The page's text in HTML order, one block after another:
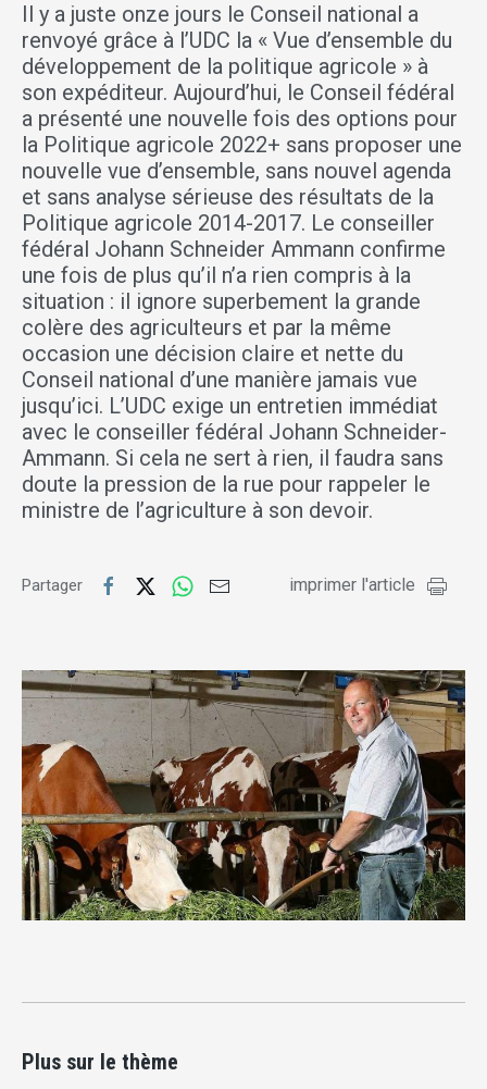
Il y a juste onze jours le Conseil national a
renvoyé grâce à l’UDC la « Vue d’ensemble du
développement de la politique agricole » à
son expéditeur. Aujourd’hui, le Conseil fédéral
a présenté une nouvelle fois des options pour
la Politique agricole 2022+ sans proposer une
nouvelle vue d’ensemble, sans nouvel agenda
et sans analyse sérieuse des résultats de la
Politique agricole 2014-2017. Le conseiller
fédéral Johann Schneider Ammann confirme
une fois de plus qu’il n’a rien compris à la
situation : il ignore superbement la grande
colère des agriculteurs et par la même
occasion une décision claire et nette du
Conseil national d’une manière jamais vue
jusqu’ici. L’UDC exige un entretien immédiat
avec le conseiller fédéral Johann Schneider-
Ammann. Si cela ne sert à rien, il faudra sans
doute la pression de la rue pour rappeler le
ministre de l’agriculture à son devoir.
Partager imprimer l'article
Plus sur le thème